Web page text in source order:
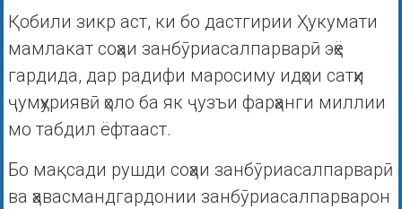
Қобили зикр аст, ки бо дастгирии Ҳукумати
мамлакат соҳаи занбӯриасалпарварӣ эҳё
гардида, дар радифи маросиму идҳои сатҳи
ҷумҳуриявӣ ҳоло ба як ҷузъи фарҳанги миллии
мо табдил ёфтааст.
Бо мақсади рушди соҳаи занбӯриасалпарварӣ
ва ҳавасмандгардонии занбӯриасалпарварон